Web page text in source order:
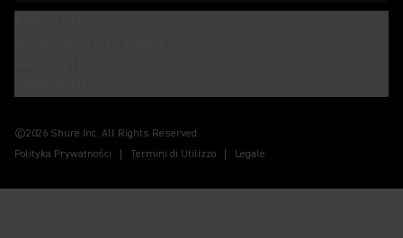
©2026 Shure Inc. All Rights Reserved.
Polityka Prywatności
Termini di Utilizzo Legale